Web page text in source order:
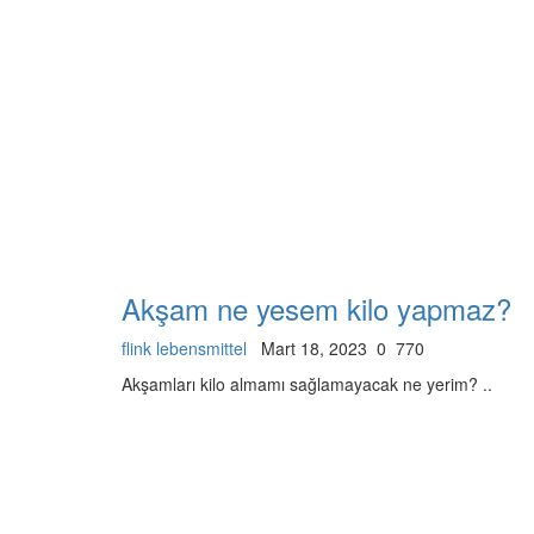
Akşam ne yesem kilo yapmaz?
flink lebensmittel Mart 18, 2023 0 770
Akşamları kilo almamı sağlamayacak ne yerim? ..